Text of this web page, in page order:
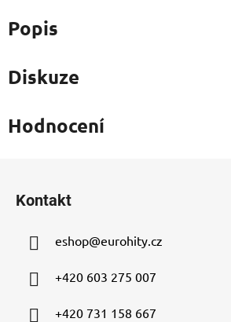
Popis
Diskuze
Hodnocení
Kontakt
eshop@eurohity.cz
+420 603 275 007
+420 731 158 667